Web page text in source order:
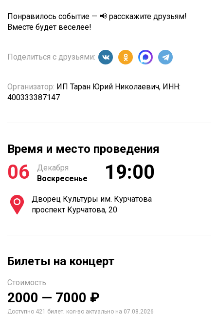
Понравилось событие — 📢 расскажите друзьям!
Вместе будет веселее!
Поделиться с друзьями:
Организатор: ИП Таран Юрий Николаевич, ИНН:
400333387147
Время и место проведения
06
Декабря
Воскресенье
19:00
Дворец Культуры им. Курчатова
проспект Курчатова, 20
Билеты на концерт
Стоимость
2000 — 7000 ₽
Доступно 421 билет, кол-во актуально на 07.08.2026